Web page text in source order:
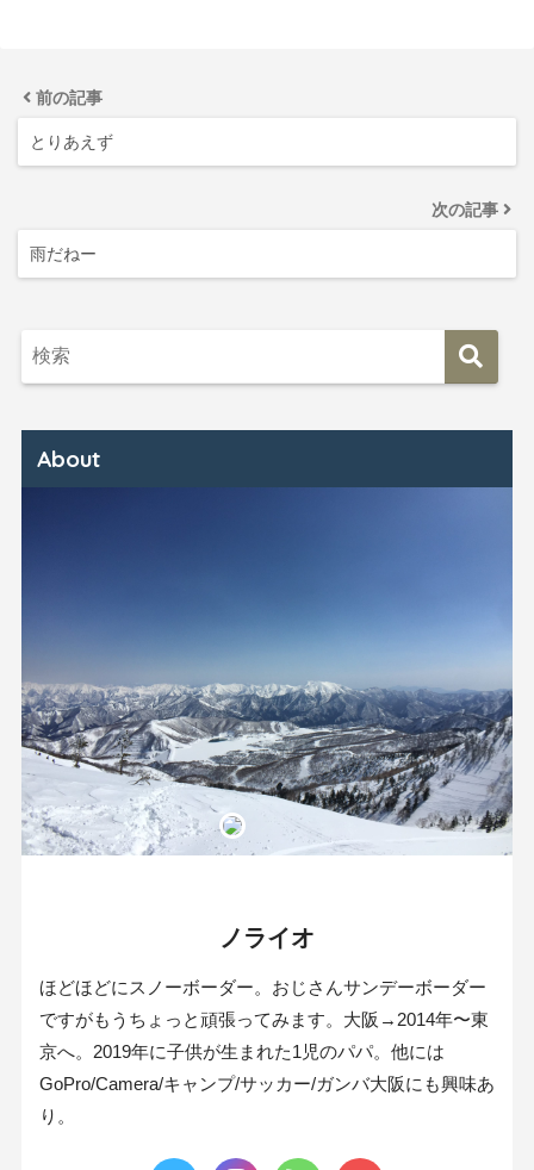
前の記事
とりあえず
次の記事
雨だねー
About
ノライオ
ほどほどにスノーボーダー。おじさんサンデーボーダー
ですがもうちょっと頑張ってみます。大阪→2014年〜東
京へ。2019年に子供が生まれた1児のパパ。他には
GoPro/Camera/キャンプ/サッカー/ガンバ大阪にも興味あ
り。